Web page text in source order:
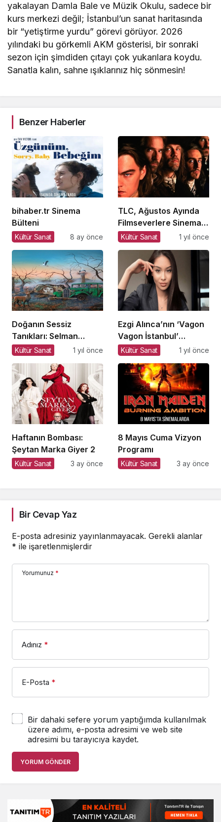
yakalayan Damla Bale ve Müzik Okulu, sadece bir
kurs merkezi değil; İstanbul’un sanat haritasında
bir “yetiştirme yurdu” görevi görüyor. 2026
yılındaki bu görkemli AKM gösterisi, bir sonraki
sezon için şimdiden çıtayı çok yukarılara koydu.
Sanatla kalın, sahne ışıklarınız hiç sönmesin!
Benzer Haberler
bihaber.tr Sinema
Bülteni
Kültür Sanat 8 ay önce
TLC, Ağustos Ayında
Filmseverlere Sinema
Dolu Akşamlar Sunuyor
Kültür Sanat 1 yıl önce
Doğanın Sessiz
Tanıkları: Selman
Uzun’un Sanat
Kültür Sanat 1 yıl önce
Ezgi Alınca’nın ‘Vagon
Vagon İstanbul’
Yolculuğu: Bir Genç
Adımlayarak Edebiyata
Dönüştürüyor
Kültür Sanat 1 yıl önce
Haftanın Bombası:
Şeytan Marka Giyer 2
Kültür Sanat 3 ay önce
8 Mayıs Cuma Vizyon
Programı
Kültür Sanat 3 ay önce
Bir Cevap Yaz
E-posta adresiniz yayınlanmayacak. Gerekli alanlar
* ile işaretlenmişlerdir
Yorumunuz *
Adınız *
E-Posta *
Bir dahaki sefere yorum yaptığımda kullanılmak
üzere adımı, e-posta adresimi ve web site
adresimi bu tarayıcıya kaydet.
YORUM GÖNDER